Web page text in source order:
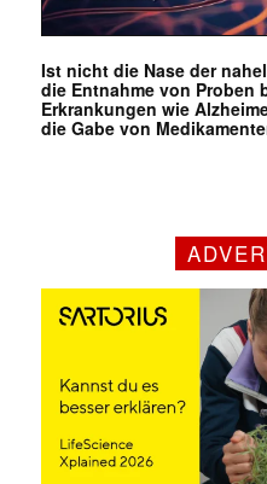
Ist nicht die Nase der
die Entnahme von Proben
Erkrankungen wie
die Gabe von